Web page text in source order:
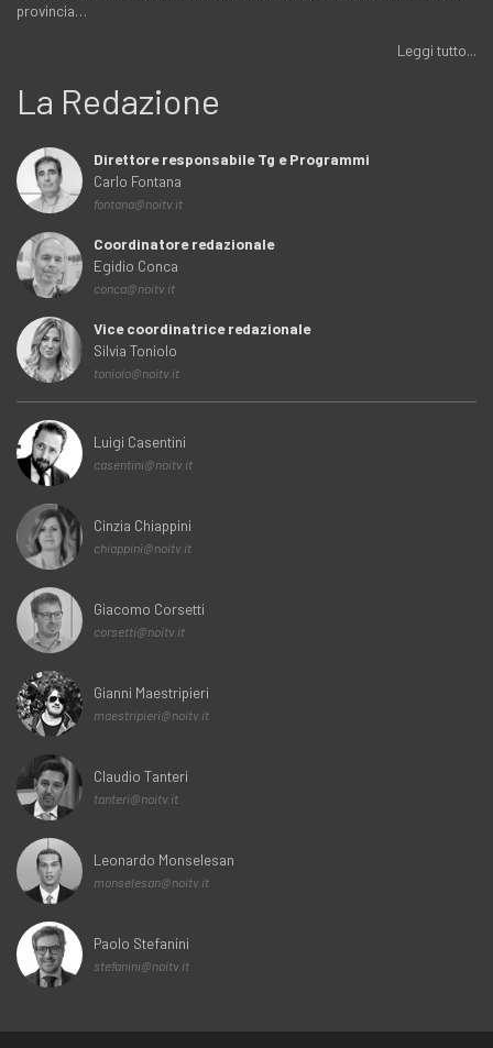
provincia…
Leggi tutto...
La Redazione
Direttore responsabile Tg e Programmi
Carlo Fontana
fontana@noitv.it
Coordinatore redazionale
Egidio Conca
conca@noitv.it
Vice coordinatrice redazionale
Silvia Toniolo
toniolo@noitv.it
Luigi Casentini
casentini@noitv.it
Cinzia Chiappini
chiappini@noitv.it
Giacomo Corsetti
corsetti@noitv.it
Gianni Maestripieri
maestripieri@noitv.it
Claudio Tanteri
tanteri@noitv.it
Leonardo Monselesan
monselesan@noitv.it
Paolo Stefanini
stefanini@noitv.it